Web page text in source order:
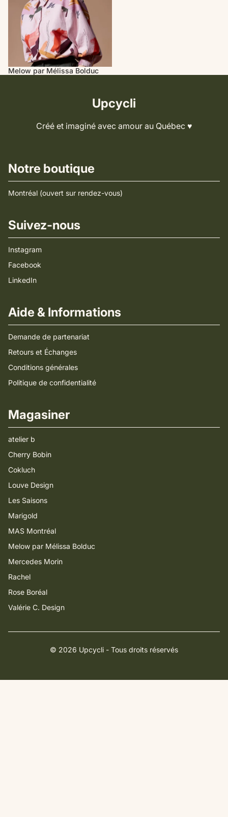
Melow par Mélissa Bolduc
Upcycli
Créé et imaginé avec amour au Québec ♥️
Notre boutique
Montréal (ouvert sur rendez-vous)
Suivez-nous
Instagram
Facebook
LinkedIn
Aide & Informations
Demande de partenariat
Retours et Échanges
Conditions générales
Politique de confidentialité
Magasiner
atelier b
Cherry Bobin
Cokluch
Louve Design
Les Saisons
Marigold
MAS Montréal
Melow par Mélissa Bolduc
Mercedes Morin
Rachel
Rose Boréal
Valérie C. Design
© 2026 Upcycli - Tous droits réservés